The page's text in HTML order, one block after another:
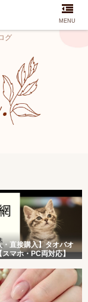
グ
・直接購入】タオバオ
スマホ・PC両対応】
MENU